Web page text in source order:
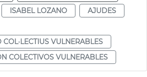
ISABEL LOZANO
AJUDES
COL·LECTIUS VULNERABLES
COLECTIVOS VULNERABLES